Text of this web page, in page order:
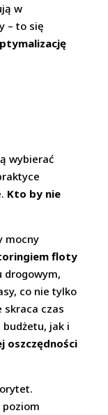
w
– to się
wybierać
Kto by nie
mocny
floty
drogowym,
co nie tylko
skraca czas
jak i
oszczędności
poziom